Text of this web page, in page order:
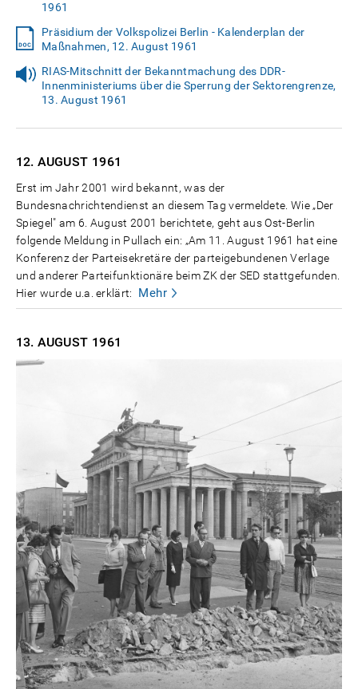
1961
Präsidium der Volkspolizei Berlin - Kalenderplan der
Maßnahmen, 12. August 1961
RIAS-Mitschnitt der Bekanntmachung des DDR-
Innenministeriums über die Sperrung der Sektorengrenze,
13. August 1961
12. AUGUST 1961
Erst im Jahr 2001 wird bekannt, was der
Bundesnachrichtendienst an diesem Tag vermeldete. Wie „Der
Spiegel" am 6. August 2001 berichtete, geht aus Ost-Berlin
folgende Meldung in Pullach ein: „Am 11. August 1961 hat eine
Konferenz der Parteisekretäre der parteigebundenen Verlage
und anderer Parteifunktionäre beim ZK der SED stattgefunden.
Hier wurde u.a. erklärt:
Mehr
13. AUGUST 1961